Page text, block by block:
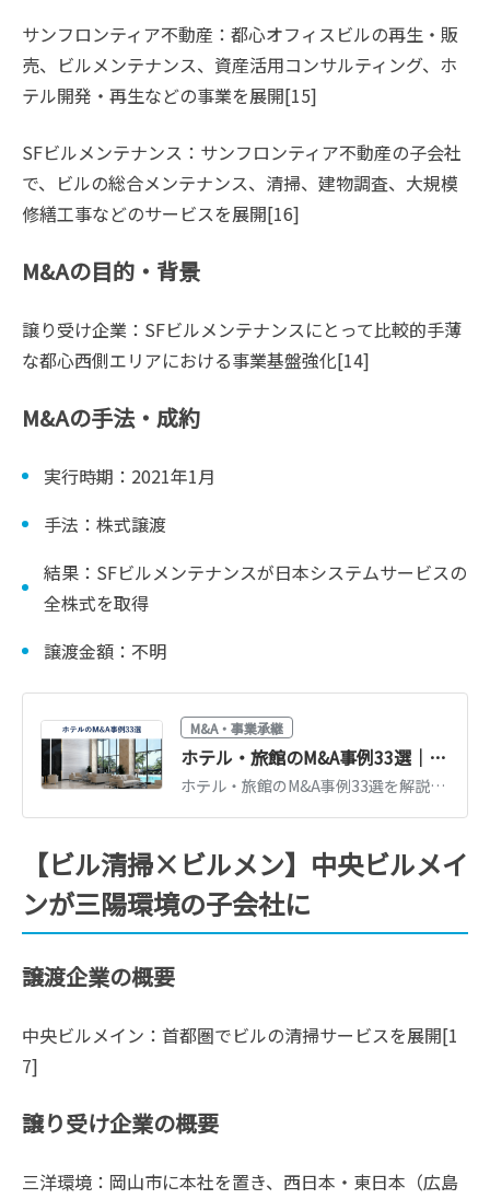
サンフロンティア不動産：都心オフィスビルの再生・販
売、ビルメンテナンス、資産活用コンサルティング、ホ
テル開発・再生などの事業を展開[15]
SFビルメンテナンス：サンフロンティア不動産の子会社
で、ビルの総合メンテナンス、清掃、建物調査、大規模
修繕工事などのサービスを展開[16]
M&Aの目的・背景
譲り受け企業：SFビルメンテナンスにとって比較的手薄
な都心西側エリアにおける事業基盤強化[14]
M&Aの手法・成約
実行時期：2021年1月
手法：株式譲渡
結果：SFビルメンテナンスが日本システムサービスの
全株式を取得
譲渡金額：不明
M&A・事業承継
ホテル・旅館のM&A事例33選｜業界動向と売却相場のポイント【解説付】
ホテル・旅館のM&A事例33選を解説付きで紹介。インバウンド回復後の業界動向、売却相場の考え方、事業承継・再生型M&Aのポイントを整理します。
【ビル清掃×ビルメン】中央ビルメイ
ンが三陽環境の子会社に
譲渡企業の概要
中央ビルメイン：首都圏でビルの清掃サービスを展開[1
7]
譲り受け企業の概要
三洋環境：岡山市に本社を置き、西日本・東日本（広島